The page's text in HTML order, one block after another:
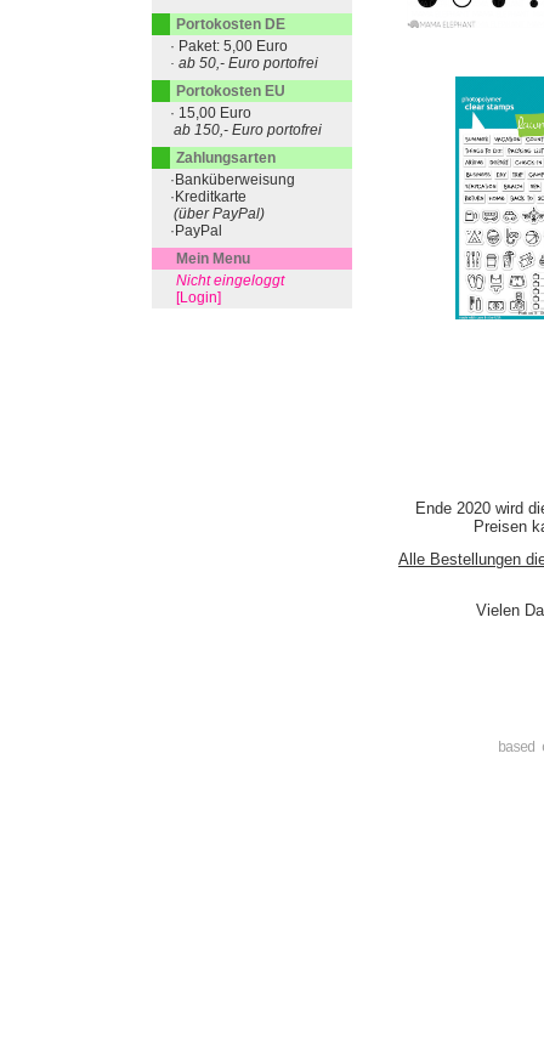
Ende 2020 wird
Preisen
Alle Bestellungen
Vielen
Portokosten DE
· Paket: 5,00 Euro
· ab 50,- Euro portofrei
Portokosten EU
· 15,00 Euro
ab 150,- Euro portofrei
Zahlungsarten
·Banküberweisung
·Kreditkarte
(über PayPal)
·PayPal
Mein Menu
Nicht eingeloggt
[Login]